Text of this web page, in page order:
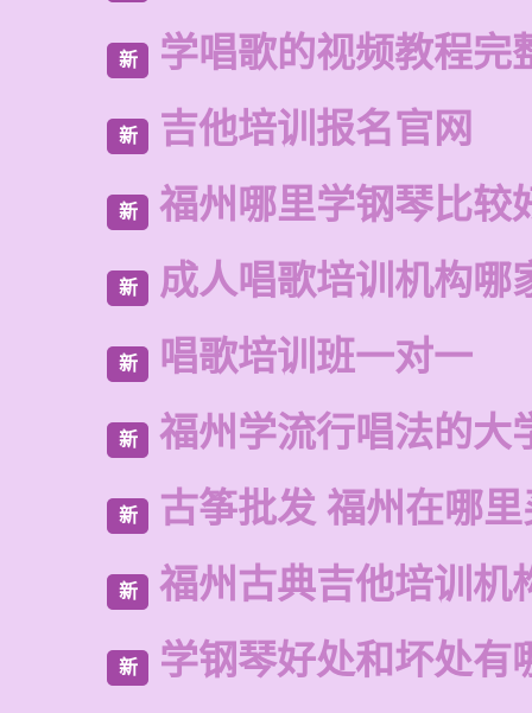
新 学唱歌的视频教程完
新 吉他培训报名官网
新 福州哪里学钢琴比较
新 成人唱歌培训机构哪
新 唱歌培训班一对一
新 福州学流行唱法的大
新 古筝批发 福州在哪
新 福州古典吉他培训机
新 学钢琴好处和坏处有